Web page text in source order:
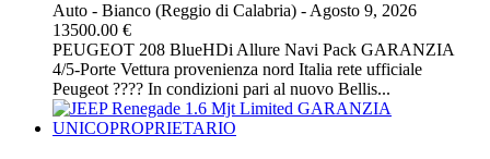
Auto - Bianco (Reggio di Calabria) - Agosto 9, 2026
13500.00 €
PEUGEOT 208 BlueHDi Allure Navi Pack GARANZIA
4/5-Porte Vettura provenienza nord Italia rete ufficiale
Peugeot ???? In condizioni pari al nuovo Bellis...